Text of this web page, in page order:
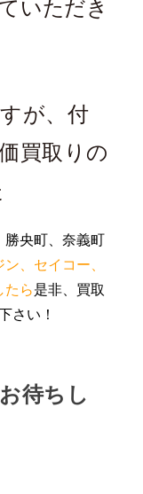
が、付
買取りの
勝央町、奈義町
、セイコー、
たら是非、買取
さい！
待ちし